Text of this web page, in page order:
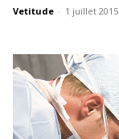
Vetitude - 1 juillet 2015